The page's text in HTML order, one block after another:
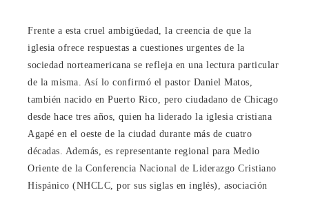
Frente a esta cruel ambigüedad, la creencia de que la
iglesia ofrece respuestas a cuestiones urgentes de la
sociedad norteamericana se refleja en una lectura particular
de la misma. Así lo confirmó el pastor Daniel Matos,
también nacido en Puerto Rico, pero ciudadano de Chicago
desde hace tres años, quien ha liderado la iglesia cristiana
Agapé en el oeste de la ciudad durante más de cuatro
décadas. Además, es representante regional para Medio
Oriente de la Conferencia Nacional de Liderazgo Cristiano
Hispánico (NHCLC, por sus siglas en inglés), asociación